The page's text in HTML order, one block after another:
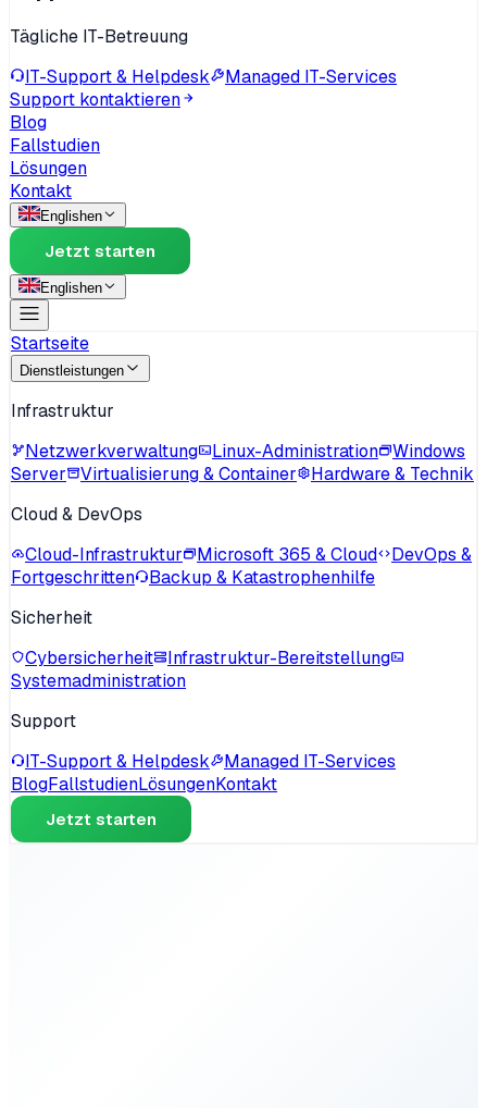
Tägliche IT-Betreuung
IT-Support & Helpdesk
Managed IT-Services
Support kontaktieren
Blog
Fallstudien
Lösungen
Kontakt
Englishen
Jetzt starten
Englishen
Startseite
Dienstleistungen
Infrastruktur
Netzwerkverwaltung
Linux-Administration
Windows
Server
Virtualisierung & Container
Hardware & Technik
Cloud & DevOps
Cloud-Infrastruktur
Microsoft 365 & Cloud
DevOps &
Fortgeschritten
Backup & Katastrophenhilfe
Sicherheit
Cybersicherheit
Infrastruktur-Bereitstellung
Systemadministration
Support
IT-Support & Helpdesk
Managed IT-Services
BlogFallstudienLösungenKontakt
Jetzt starten